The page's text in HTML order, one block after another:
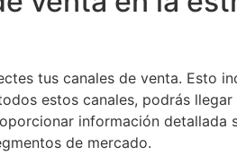
tus canales de venta. Esto
estos canales, podrás
información
de mercado.